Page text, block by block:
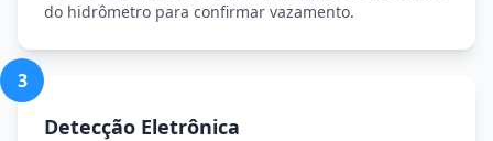
do hidrômetro para confirmar vazamento.
3
Detecção Eletrônica